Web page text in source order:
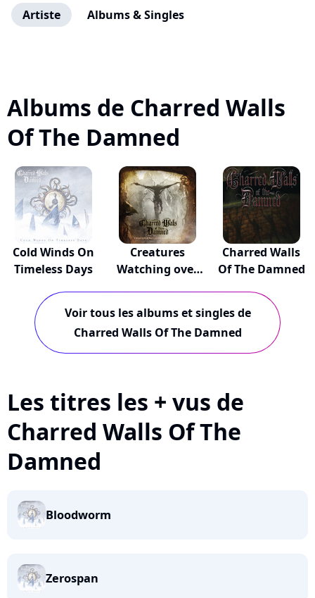
Artiste Albums & Singles
Albums de Charred Walls
Of The Damned
Cold Winds On
Timeless Days
Creatures
Watching over
Charred Walls
Of The Damned
Voir tous les albums et singles de
Charred Walls Of The Damned
Les titres les + vus de
Charred Walls Of The
Damned
Bloodworm
Zerospan